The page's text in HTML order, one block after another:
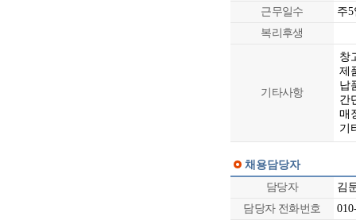
근무일수
주
복리후생
기타사항
창
제
납
간
매
기
채용담당자
담당자
김
담당자 전화번호